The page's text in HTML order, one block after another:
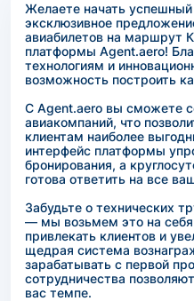
Желаете начать успешный
эксклюзивное
авиабилетов на маршрут
платформы Agent.aero!
технологиям и
возможность построить
С Agent.aero вы сможете
авиакомпаний, что
клиентам наиболее
интерфейс платформы
бронирования, а
готова ответить на все
Забудьте о технических
— мы возьмем это на
привлекать клиентов и
щедрая система
зарабатывать с первой
сотрудничества
вас темпе.